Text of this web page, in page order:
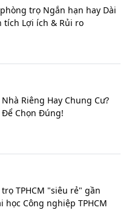
trọ Ngắn hạn hay Dài
tích Lợi ích & Rủi ro
Riêng Hay Chung Cư?
Để Chọn Đúng!
TPHCM "siêu rẻ" gần
Công nghiệp TPHCM